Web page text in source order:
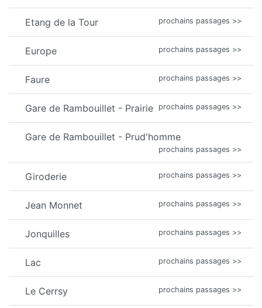
Etang de la Tour prochains passages >>
Europe prochains passages >>
Faure prochains passages >>
Gare de Rambouillet - Prairie prochains passages >>
Gare de Rambouillet - Prud'homme
prochains passages >>
Giroderie prochains passages >>
Jean Monnet prochains passages >>
Jonquilles prochains passages >>
Lac prochains passages >>
Le Cerrsy prochains passages >>